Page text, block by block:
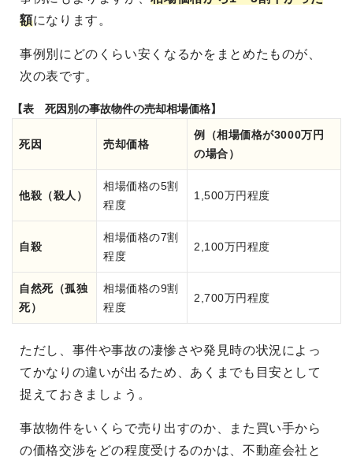
額になります。
事例別にどのくらい安くなるかをまとめたものが、
次の表です。
【表 死因別の事故物件の売却相場価格】
死因 売却価格
例（相場価格が3000万円
の場合）
他殺（殺人）
相場価格の5割
程度
1,500万円程度
自殺
相場価格の7割
程度
2,100万円程度
自然死（孤独
死）
相場価格の9割
程度
2,700万円程度
ただし、事件や事故の凄惨さや発見時の状況によっ
てかなりの違いが出るため、あくまでも目安として
捉えておきましょう。
事故物件をいくらで売り出すのか、また買い手から
の価格交渉をどの程度受けるのかは、不動産会社と